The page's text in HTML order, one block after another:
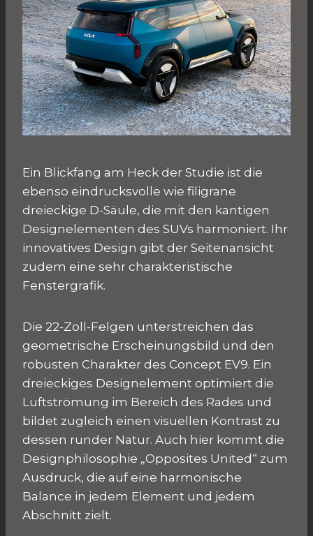
Ein Blickfang am Heck der Studie ist die
ebenso eindrucksvolle wie filigrane
dreieckige D-Säule, die mit den kantigen
Designelementen des SUVs harmoniert. Ihr
innovatives Design gibt der Seitenansicht
zudem eine sehr charakteristische
Fenstergrafik.
Die 22-Zoll-Felgen unterstreichen das
geometrische Erscheinungsbild und den
robusten Charakter des Concept EV9. Ein
dreieckiges Designelement optimiert die
Luftströmung im Bereich des Rades und
bildet zugleich einen visuellen Kontrast zu
dessen runder Natur. Auch hier kommt die
Designphilosophie „Opposites United“ zum
Ausdruck, die auf eine harmonische
Balance in jedem Element und jedem
Abschnitt zielt.